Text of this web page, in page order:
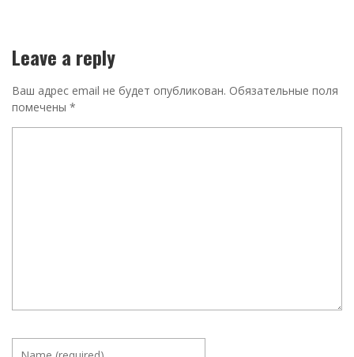
Leave a reply
Ваш адрес email не будет опубликован. Обязательные поля
помечены *